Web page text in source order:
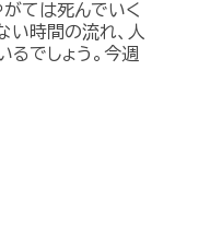
がては死んでいく
い時間の流れ、人
でしょう。今週